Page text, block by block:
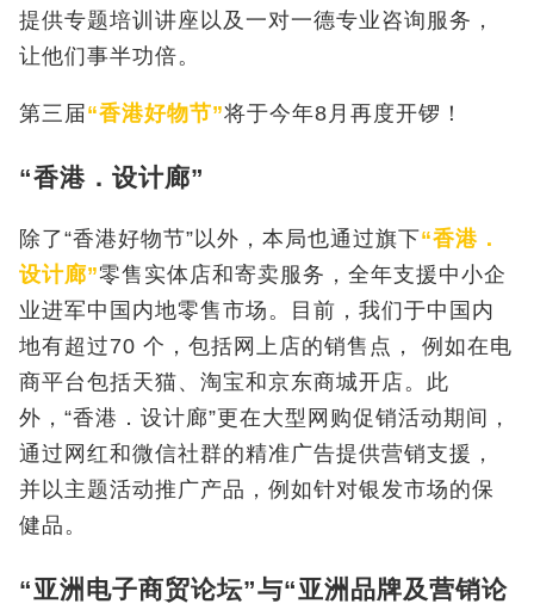
提供专题培训讲座以及一对一德专业咨询服务，
让他们事半功倍。
第三届“香港好物节”将于今年8月再度开锣！
“香港．设计廊”
除了“香港好物节”以外，本局也通过旗下“香港．
设计廊”零售实体店和寄卖服务，全年支援中小企
业进军中国内地零售市场。目前，我们于中国内
地有超过70 个，包括网上店的销售点， 例如在电
商平台包括天猫、淘宝和京东商城开店。此
外，“香港．设计廊”更在大型网购促销活动期间，
通过网红和微信社群的精准广告提供营销支援，
并以主题活动推广产品，例如针对银发市场的保
健品。
“亚洲电子商贸论坛”与“亚洲品牌及营销论